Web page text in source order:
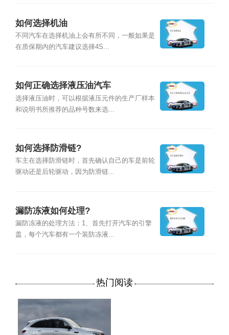
如何选择机油
不同汽车在选择机油上会有所不同，一般如果是
在质保期内的汽车建议选择4S...
如何正确选择液压油汽车
选择液压油时，可以根据液压元件的生产厂样本
和说明书所推荐的品种号数来选...
如何选择防滑链?
车主在选择防滑链时，首先确认自己的车是前轮
驱动还是后轮驱动，因为防滑链...
漏防冻液如何处理?
漏防冻液的处理方法：1、首先打开汽车的引擎
盖，每个汽车都有一个装防冻液...
热门阅读